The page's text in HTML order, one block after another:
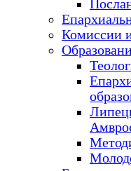
Комиссии